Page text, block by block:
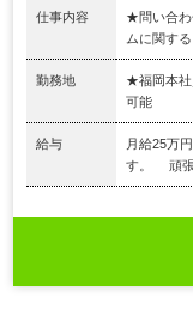
仕事内容
★問い合わ
ムに関す
勤務地
★福岡本社
可能
給与
月給25万
す。 頑張